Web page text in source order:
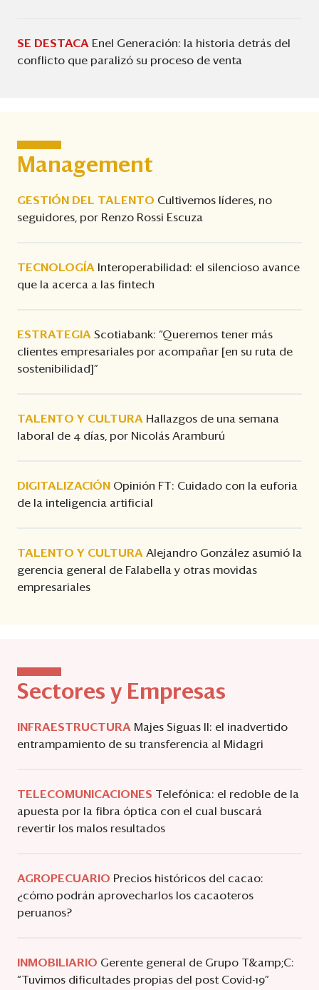
SE DESTACA Enel Generación: la historia detrás del
conflicto que paralizó su proceso de venta
Management
GESTIÓN DEL TALENTO Cultivemos líderes, no
seguidores, por Renzo Rossi Escuza
TECNOLOGÍA
Interoperabilidad: el silencioso avance
que la acerca a las fintech
ESTRATEGIA Scotiabank: “Queremos tener más
clientes empresariales por acompañar [en su ruta de
sostenibilidad]”
TALENTO Y CULTURA Hallazgos de una semana
laboral de 4 días, por Nicolás Aramburú
DIGITALIZACIÓN Opinión FT: Cuidado con la euforia
de la inteligencia artificial
TALENTO Y CULTURA Alejandro González asumió la
gerencia general de Falabella y otras movidas
empresariales
Sectores y Empresas
INFRAESTRUCTURA Majes Siguas II: el inadvertido
entrampamiento de su transferencia al Midagri
TELECOMUNICACIONES Telefónica: el redoble de la
apuesta por la fibra óptica con el cual buscará
revertir los malos resultados
AGROPECUARIO Precios históricos del cacao:
¿cómo podrán aprovecharlos los cacaoteros
peruanos?
INMOBILIARIO Gerente general de Grupo T&amp;C:
“Tuvimos dificultades propias del post Covid-19”